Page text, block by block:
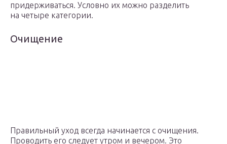
придерживаться. Условно их можно разделить
на четыре категории.
Очищение
Правильный уход всегда начинается с очищения.
Проводить его следует утром и вечером. Это